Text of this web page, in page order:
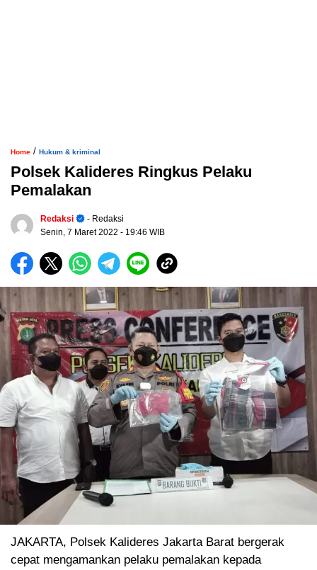
Home / Hukum & kriminal
Polsek Kalideres Ringkus Pelaku
Pemalakan
Redaksi
- Redaksi
Senin, 7 Maret 2022 - 19:46 WIB
JAKARTA, Polsek Kalideres Jakarta Barat bergerak
cepat mengamankan pelaku pemalakan kepada